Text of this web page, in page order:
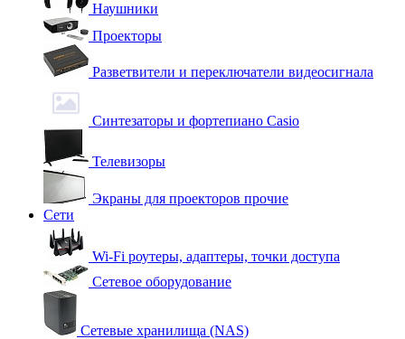
Наушники
Проекторы
Разветвители и переключатели видеосигнала
Синтезаторы и фортепиано Casio
Телевизоры
Экраны для проекторов прочие
Сети
Wi-Fi роутеры, адаптеры, точки доступа
Сетевое оборудование
Сетевые хранилища (NAS)